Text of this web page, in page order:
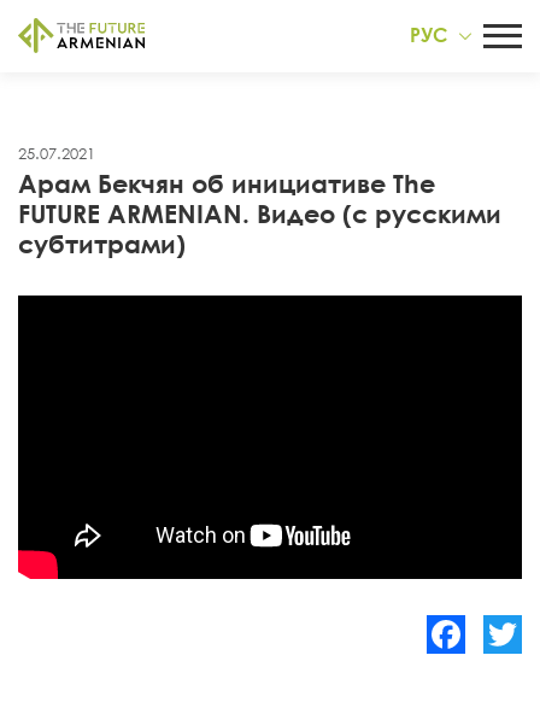
РУС
25.07.2021
Арам Бекчян об инициативе The
FUTURE ARMENIAN. Видео (с русскими
субтитрами)